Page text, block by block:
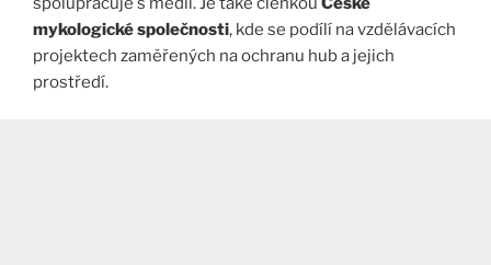
mykologické společnosti, kde se podílí na vzdělávacích
projektech zaměřených na ochranu hub a jejich
prostředí.